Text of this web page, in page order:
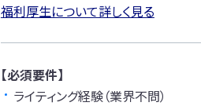
福利厚生について詳しく見る
【必須要件】
ライティング経験（業界不問）